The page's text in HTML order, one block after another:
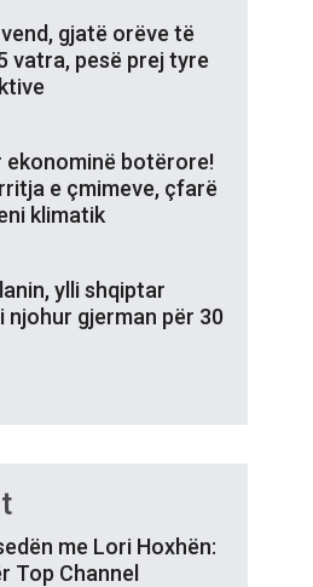
gjatë orëve të
vatra, pesë prej tyre
ekonominë botërore!
e çmimeve, çfarë
klimatik
ylli shqiptar
gjerman për 30
me Lori Hoxhën:
Top Channel